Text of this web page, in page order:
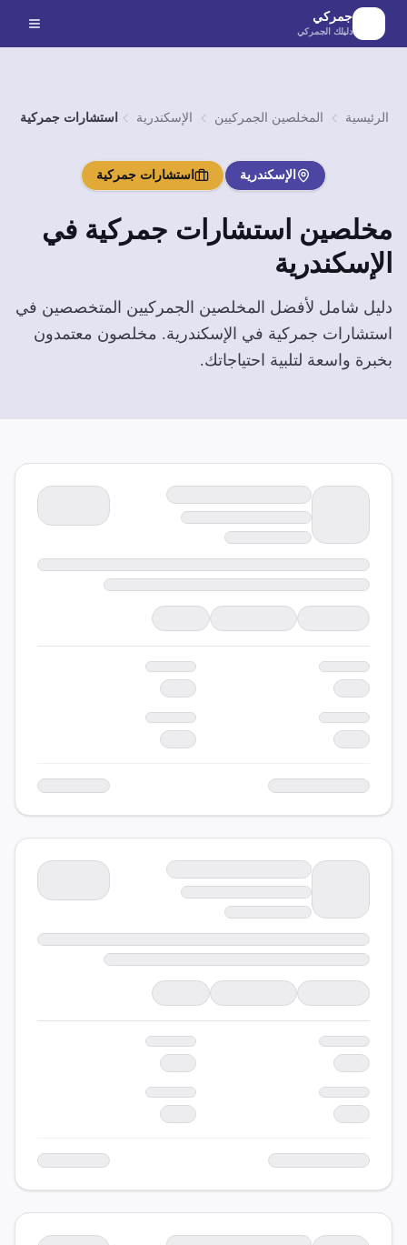
الانتقال إلى المحتوى الرئيسي
جمركي
دليلك الجمركي
الرئيسية المخلصين الجمركيين الإسكندرية استشارات جمركية
الإسكندرية استشارات جمركية
مخلصين استشارات جمركية في
الإسكندرية
دليل شامل لأفضل المخلصين الجمركيين المتخصصين في
استشارات جمركية في الإسكندرية. مخلصون معتمدون
بخبرة واسعة لتلبية احتياجاتك.